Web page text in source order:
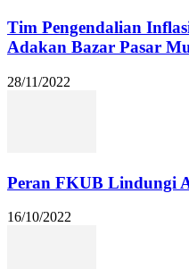
Tim Pengendalian
Adakan Bazar Pasar
28/11/2022
Peran FKUB Lindungi
16/10/2022